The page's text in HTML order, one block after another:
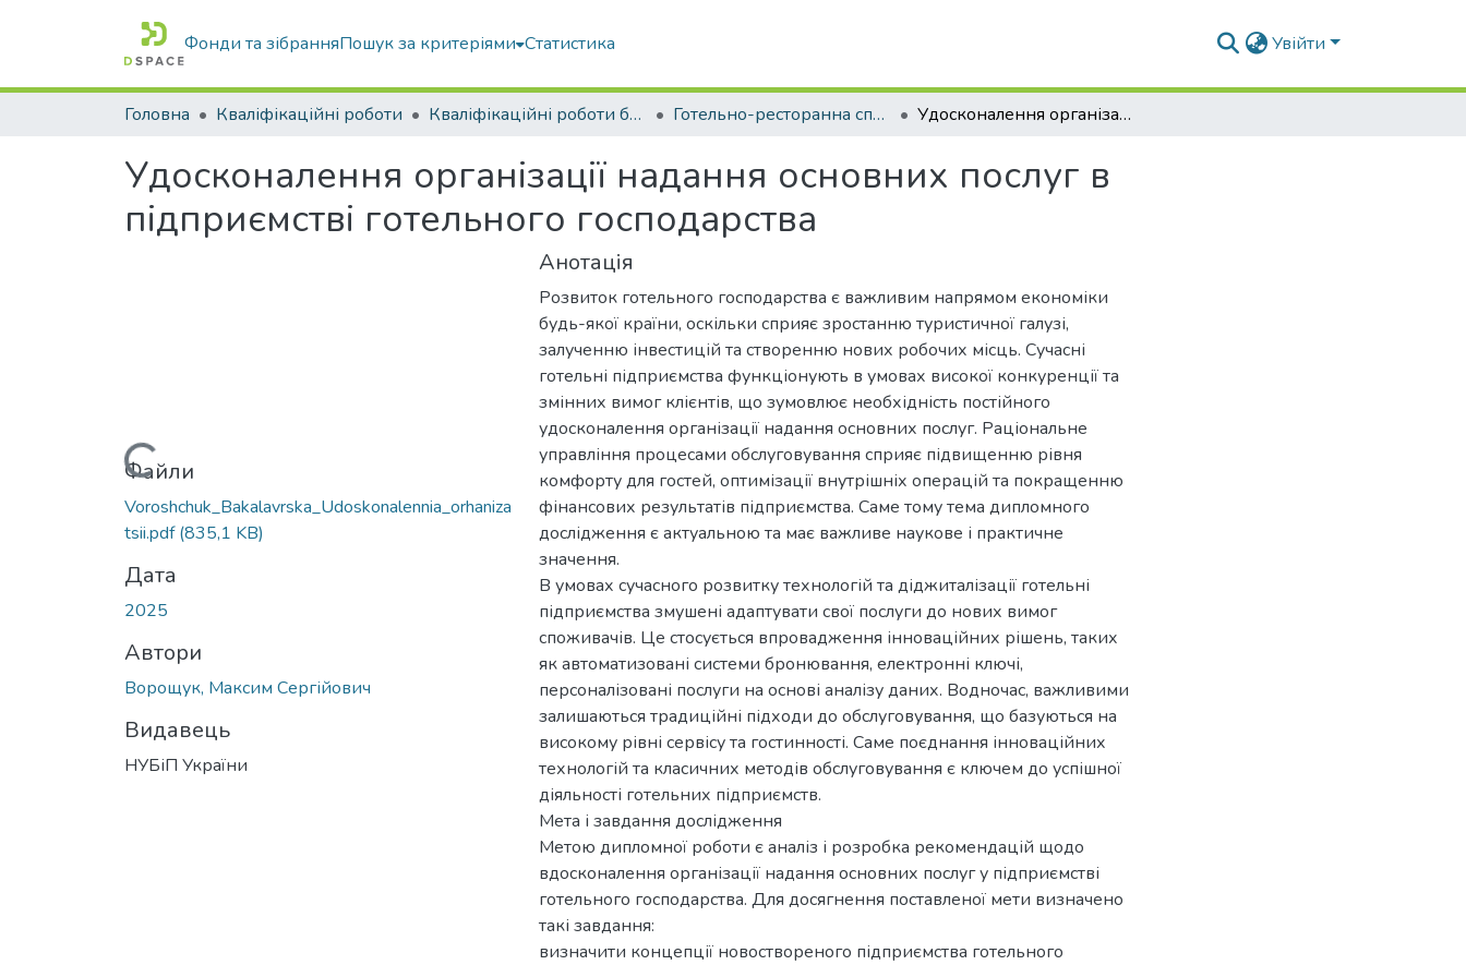
Фонди та зібранняПошук за критеріями Статистика Увійти
Головна Кваліфікаційні роботи Кваліфікаційні роботи бакалаврів Готельно-ресторанна справа Удосконалення організації надання основних послуг в підприємстві готельного господарства
Удосконалення організації надання основних послуг в
підприємстві готельного господарства
Вантажиться...Файли
Voroshchuk_Bakalavrska_Udoskonalennia_orhaniza
tsii.pdf(835,1 KB)
Дата
2025
Автори
Ворощук, Максим Сергійович
Видавець
НУБіП України
Анотація
Розвиток готельного господарства є важливим напрямом економіки
будь-якої країни, оскільки сприяє зростанню туристичної галузі,
залученню інвестицій та створенню нових робочих місць. Сучасні
готельні підприємства функціонують в умовах високої конкуренції та
змінних вимог клієнтів, що зумовлює необхідність постійного
удосконалення організації надання основних послуг. Раціональне
управління процесами обслуговування сприяє підвищенню рівня
комфорту для гостей, оптимізації внутрішніх операцій та покращенню
фінансових результатів підприємства. Саме тому тема дипломного
дослідження є актуальною та має важливе наукове і практичне
значення.
В умовах сучасного розвитку технологій та діджиталізації готельні
підприємства змушені адаптувати свої послуги до нових вимог
споживачів. Це стосується впровадження інноваційних рішень, таких
як автоматизовані системи бронювання, електронні ключі,
персоналізовані послуги на основі аналізу даних. Водночас, важливими
залишаються традиційні підходи до обслуговування, що базуються на
високому рівні сервісу та гостинності. Саме поєднання інноваційних
технологій та класичних методів обслуговування є ключем до успішної
діяльності готельних підприємств.
Мета і завдання дослідження
Метою дипломної роботи є аналіз і розробка рекомендацій щодо
вдосконалення організації надання основних послуг у підприємстві
готельного господарства. Для досягнення поставленої мети визначено
такі завдання:
визначити концепції новоствореного підприємства готельного